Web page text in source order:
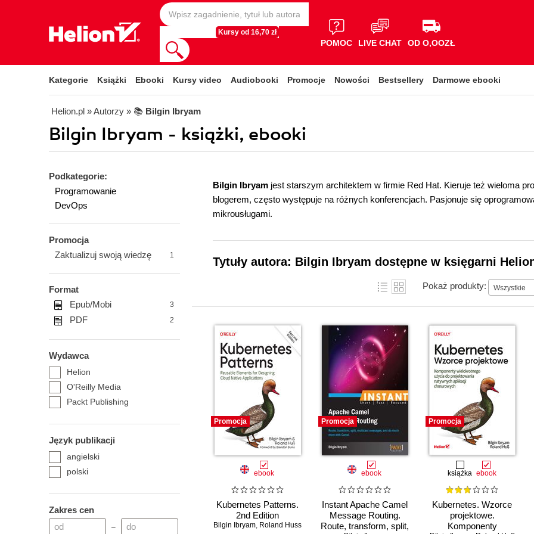
Kursy od 16,70 zł
POMOC LIVE CHAT OD O,OOZŁ
Kategorie Książki Ebooki Kursy video Audiobooki Promocje Nowości Bestsellery Darmowe ebooki
Helion.pl » Autorzy » 📚 Bilgin Ibryam
Bilgin Ibryam - książki, ebooki
Podkategorie:
Programowanie
DevOps
Promocja
Zaktualizuj swoją wiedzę
1
Format
Epub/Mobi
3
PDF 2
Wydawca
Helion
O'Reilly Media
Packt Publishing
Język publikacji
angielski
polski
Zakres cen
–
Bilgin Ibryam jest starszym architektem w firmie Red Hat. Kieruje też wieloma
blogerem, często występuje na różnych konferencjach. Pasjonuje się
mikrousługami.
Tytuły autora: Bilgin Ibryam dostępne w księgarni
Pokaż produkty: Wszystkie
Promocja
ebook
Kubernetes Patterns.
2nd Edition
Bilgin Ibryam, Roland Huss
Promocja
ebook
Instant Apache Camel
Message Routing.
Route, transform, split,
Promocja
książka ebook
Kubernetes. Wzorce
projektowe.
Komponenty